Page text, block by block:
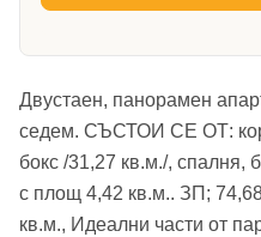
Двустаен, панорамен
седем. СЪСТОИ СЕ ОТ:
бокс /31,27 кв.м./, спалня,
с площ 4,42 кв.м.. ЗП;
кв.м., Идеални части от